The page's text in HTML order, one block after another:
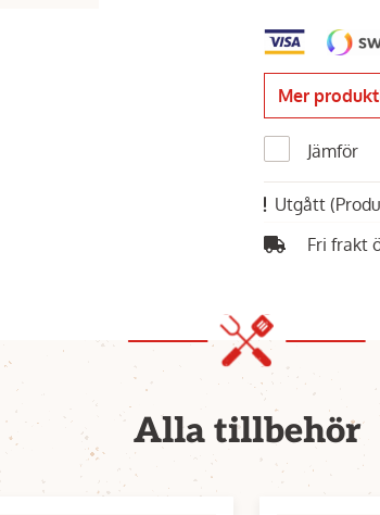
Mer
Jämför
Utgått
Fri frakt
Alla tillbehör